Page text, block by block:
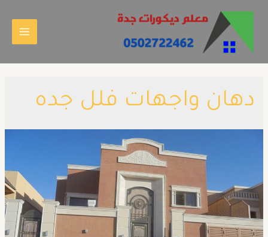
دهان واجهات فلل جده